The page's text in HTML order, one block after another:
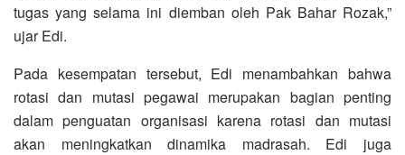
tugas yang selama ini diemban oleh Pak Bahar Rozak,”
ujar Edi.
Pada kesempatan tersebut, Edi menambahkan bahwa
rotasi dan mutasi pegawai merupakan bagian penting
dalam penguatan organisasi karena rotasi dan mutasi
akan meningkatkan dinamika madrasah. Edi juga